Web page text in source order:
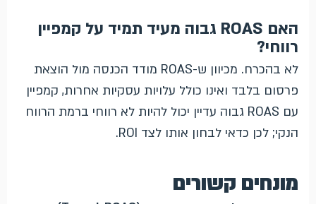
האם ROAS גבוה מעיד תמיד על קמפיין
רווחי?
לא בהכרח. מכיוון ש-ROAS מודד הכנסה מול הוצאת
פרסום בלבד ואינו כולל עלויות עסקיות אחרות, קמפיין
עם ROAS גבוה עדיין יכול להיות לא רווחי ברמת הרווח
הנקי; לכן כדאי לבחון אותו לצד ROI.
מונחים קשורים